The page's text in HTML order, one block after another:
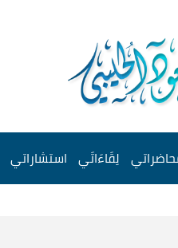
لِقَاءَاتَي استشاراتي